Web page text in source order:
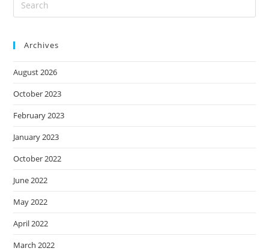
Archives
August 2026
October 2023
February 2023
January 2023
October 2022
June 2022
May 2022
April 2022
March 2022